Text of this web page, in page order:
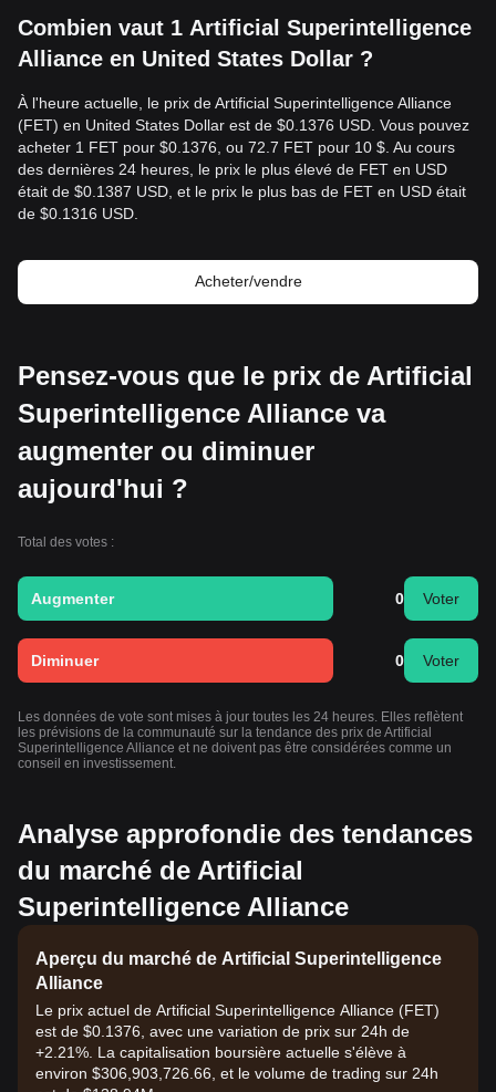
Combien vaut 1 Artificial Superintelligence
Alliance en United States Dollar ?
À l'heure actuelle, le prix de Artificial Superintelligence Alliance
(FET) en United States Dollar est de $0.1376 USD. Vous pouvez
acheter 1 FET pour $0.1376, ou 72.7 FET pour 10 $. Au cours
des dernières 24 heures, le prix le plus élevé de FET en USD
était de $0.1387 USD, et le prix le plus bas de FET en USD était
de $0.1316 USD.
Acheter/vendre
Pensez-vous que le prix de Artificial
Superintelligence Alliance va
augmenter ou diminuer
aujourd'hui ?
Total des votes :
Augmenter 0 Voter
Diminuer 0 Voter
Les données de vote sont mises à jour toutes les 24 heures. Elles reflètent
les prévisions de la communauté sur la tendance des prix de Artificial
Superintelligence Alliance et ne doivent pas être considérées comme un
conseil en investissement.
Analyse approfondie des tendances
du marché de Artificial
Superintelligence Alliance
Aperçu du marché de Artificial Superintelligence
Alliance
Le prix actuel de Artificial Superintelligence Alliance (FET)
est de $0.1376, avec une variation de prix sur 24h de
+2.21%. La capitalisation boursière actuelle s'élève à
environ $306,903,726.66, et le volume de trading sur 24h